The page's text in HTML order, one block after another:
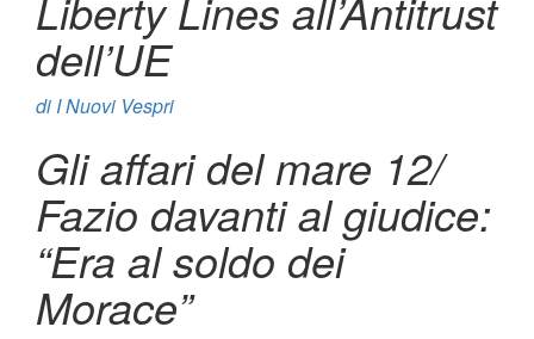
dell’UE
di I Nuovi Vespri
Gli affari del mare 12/
Fazio davanti al giudice:
“Era al soldo dei
Morace”